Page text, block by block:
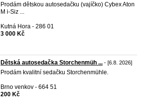
Prodám dětskou autosedačku (vajíčko) Cybex Aton
M i-Siz ...
Kutná Hora - 286 01
3 000 Kč
Dětská autosedačka Storchenmüh ... - [6.8. 2026]
Prodám kvalitní sedačku Storchenmühle.
Brno venkov - 664 51
200 Kč